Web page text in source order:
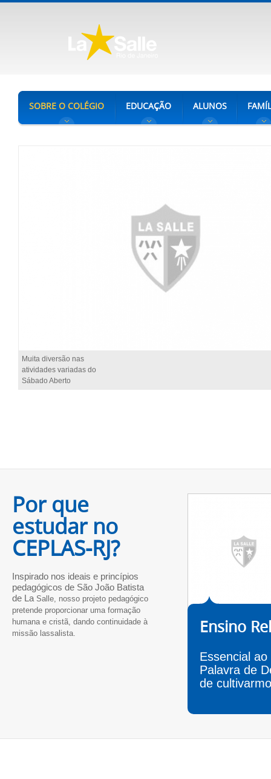
SOBRE O COLÉGIO EDUCAÇÃO ALUNOS
Muita diversão nas
atividades variadas do
Sábado Aberto
Por que
estudar no
CEPLAS-RJ?
Inspirado nos ideais e princípios
pedagógicos de São João Batista
de La Salle, nosso projeto pedagógico
pretende proporcionar uma formação
humana e cristã, dando continuidade à
missão lassalista. Ensino
Essencial
Palavra de
de